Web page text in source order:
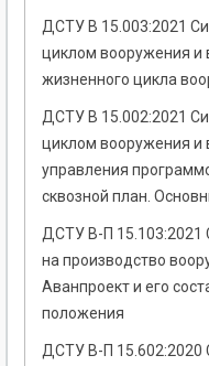
ДСТУ В 15.003:2021
циклом вооружения и
жизненного цикла
ДСТУ В 15.002:2021
циклом вооружения и
управления
сквозной план.
ДСТУ В-П 15.103:2021
на производство
Аванпроект и его
положения
ДСТУ В-П 15.602:2020